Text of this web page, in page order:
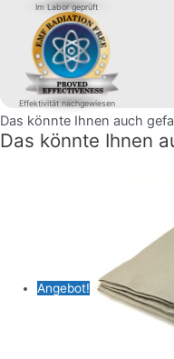
Im Labor geprüft
Effektivität nachgewiesen
Das könnte Ihnen auch
Das könnte Ihnen
Angebot!